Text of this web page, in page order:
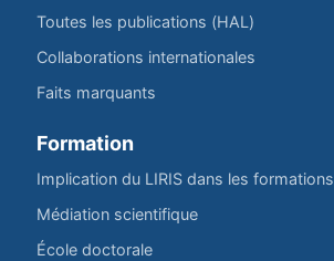
Toutes les publications (HAL)
Collaborations internationales
Faits marquants
Formation
Implication du LIRIS dans les formations
Médiation scientifique
École doctorale